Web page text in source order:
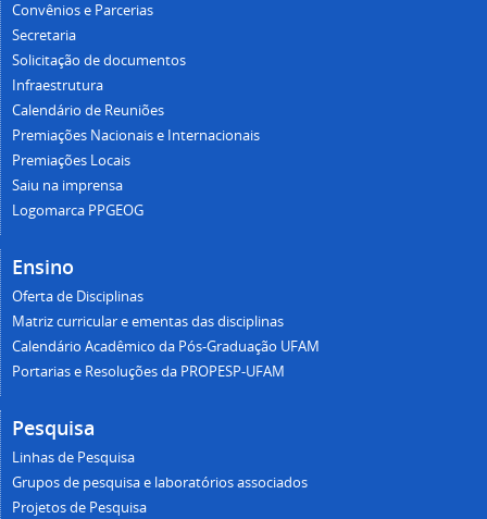
Convênios e Parcerias
Secretaria
Solicitação de documentos
Infraestrutura
Calendário de Reuniões
Premiações Nacionais e Internacionais
Premiações Locais
Saiu na imprensa
Logomarca PPGEOG
Ensino
Oferta de Disciplinas
Matriz curricular e ementas das disciplinas
Calendário Acadêmico da Pós-Graduação UFAM
Portarias e Resoluções da PROPESP-UFAM
Pesquisa
Linhas de Pesquisa
Grupos de pesquisa e laboratórios associados
Projetos de Pesquisa